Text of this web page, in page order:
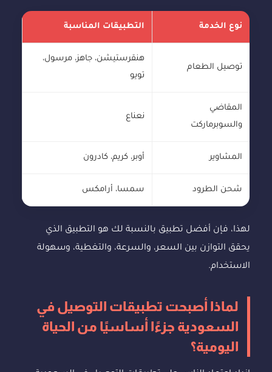
نوع الخدمة التطبيقات المناسبة
توصيل الطعام
هنقرستيشن، جاهز، مرسول،
تويو
المقاضي
والسوبرماركت
نعناع
المشاوير أوبر، كريم، كادرون
شحن الطرود سمسا، أرامكس
لهذا، فإن أفضل تطبيق بالنسبة لك هو التطبيق الذي
يحقق التوازن بين السعر، والسرعة، والتغطية، وسهولة
الاستخدام.
لماذا أصبحت تطبيقات التوصيل في
السعودية جزءًا أساسيًا من الحياة
اليومية؟